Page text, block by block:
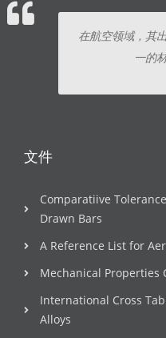
在航空领域，其
一的
文件
Comparatiive
Drawn Bars
A Reference List for
Mechanical Properties
International Cross
Alloys